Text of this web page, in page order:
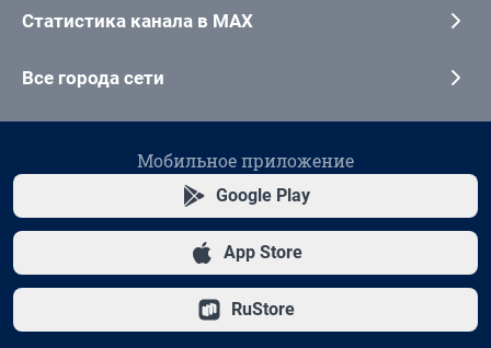
Статистика канала в MAX
Все города сети
Мобильное приложение
Google Play
App Store
RuStore